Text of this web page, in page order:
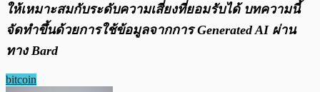
ให้เหมาะสมกับระดับความเสี่ยงที่ยอมรับได้ บทความนี้
จัดทำขึ้นด้วยการใช้ข้อมูลจากการ Generated AI ผ่าน
ทาง Bard
bitcoin